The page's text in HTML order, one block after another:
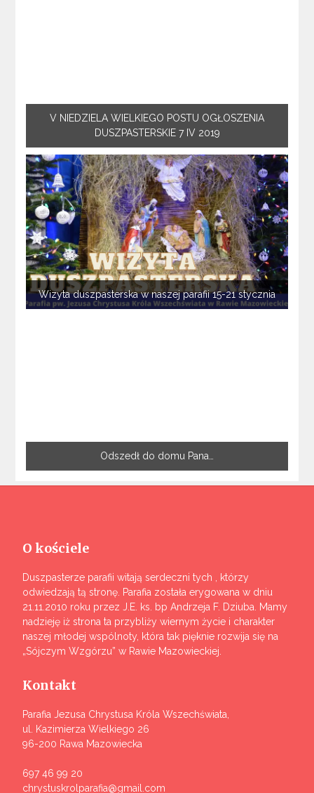
V NIEDZIELA WIELKIEGO POSTU OGŁOSZENIA
DUSZPASTERSKIE 7 IV 2019
Wizyta duszpasterska w naszej parafii 15-21 stycznia
Odszedł do domu Pana…
O kościele
Duszpasterze parafii witają serdeczni tych , którzy
odwiedzają tą stronę. Parafia została erygowana w dniu
21.11.2010 roku przez J.E. ks. bp Andrzeja F. Dziuba. Mamy
nadzieję iż strona ta przybliży wiernym życie i charakter
naszej młodej wspólnoty, która tak pięknie rozwija się na
„Sójczym Wzgórzu” w Rawie Mazowieckiej.
Kontakt
Parafia Jezusa Chrystusa Króla Wszechświata,
ul. Kazimierza Wielkiego 26
96-200 Rawa Mazowiecka
697 46 99 20
chrystuskrolparafia@gmail.com